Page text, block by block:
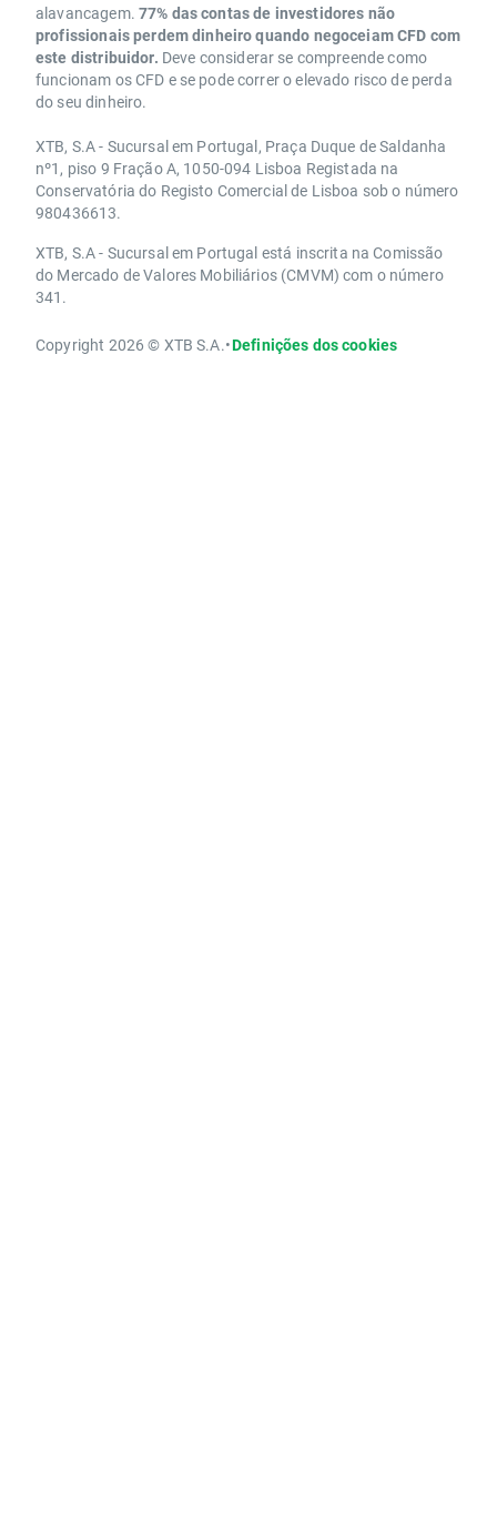
alavancagem. 77% das contas de investidores não
profissionais perdem dinheiro quando negoceiam CFD com
este distribuidor. Deve considerar se compreende como
funcionam os CFD e se pode correr o elevado risco de perda
do seu dinheiro.
XTB, S.A - Sucursal em Portugal, Praça Duque de Saldanha
nº1, piso 9 Fração A, 1050-094 Lisboa Registada na
Conservatória do Registo Comercial de Lisboa sob o número
980436613.
XTB, S.A - Sucursal em Portugal está inscrita na Comissão
do Mercado de Valores Mobiliários (CMVM) com o número
341.
Copyright 2026 © XTB S.A.•Definições dos cookies